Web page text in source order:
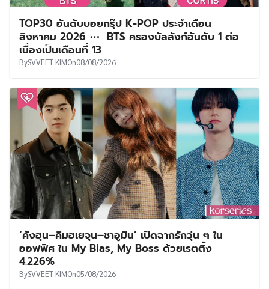
TOP30 อันดับบอยกรุ๊ป K-POP ประจำเดือน
สิงหาคม 2026 ⋯ BTS ครองบัลลังก์อันดับ 1 ต่อ
เนื่องเป็นเดือนที่ 13
BySVVEET KIMOn08/08/2026
‘คังฮุน–คิมฮเยจุน–ชาอูมิน’ เปิดฉากรักวุ่น ๆ ใน
ออฟฟิศ ใน My Bias, My Boss ด้วยเรตติ้ง
4.226%
BySVVEET KIMOn05/08/2026